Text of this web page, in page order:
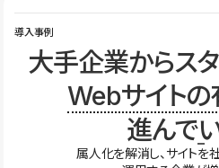
導入事例
大手企業からス
Webサイト
進んでい
属人化を解消し、サイトを